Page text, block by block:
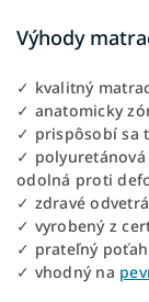
Výhody
✓ kvalitný
✓ anatomicky
✓ prispôsobí sa
✓ polyuretánová
odolná proti
✓ zdravé
✓ vyrobený z
✓ prateľný
✓ vhodný na